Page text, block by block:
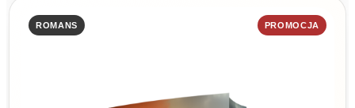
ROMANS PROMOCJA